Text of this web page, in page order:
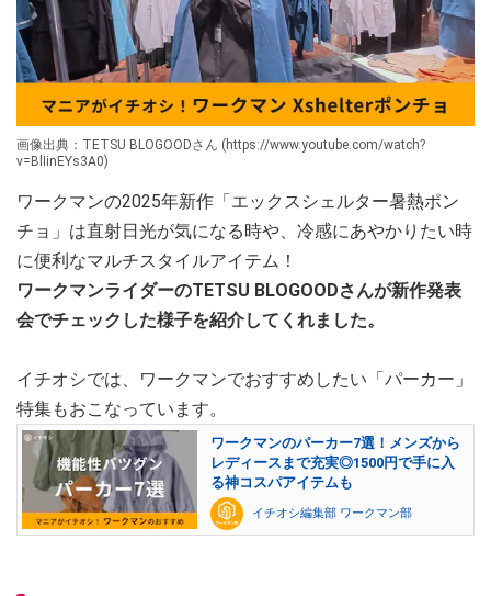
画像出典：TETSU BLOGOODさん (https://www.youtube.com/watch?
v=BlIinEYs3A0)
ワークマンの2025年新作「エックスシェルター暑熱ポン
チョ」は直射日光が気になる時や、冷感にあやかりたい時
に便利なマルチスタイルアイテム！
ワークマンライダーのTETSU BLOGOODさんが新作発表
会でチェックした様子を紹介してくれました。
イチオシでは、ワークマンでおすすめしたい「パーカー」
特集もおこなっています。
ワークマンのパーカー7選！メンズから
レディースまで充実◎1500円で手に入
る神コスパアイテムも
イチオシ編集部 ワークマン部